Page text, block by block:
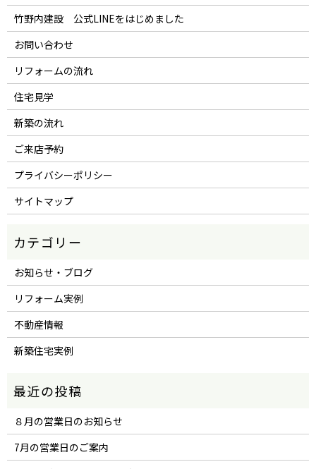
竹野内建設 公式LINEをはじめました
お問い合わせ
リフォームの流れ
住宅見学
新築の流れ
ご来店予約
プライバシーポリシー
サイトマップ
お知らせ・ブログ
リフォーム実例
不動産情報
新築住宅実例
８月の営業日のお知らせ
7月の営業日のご案内